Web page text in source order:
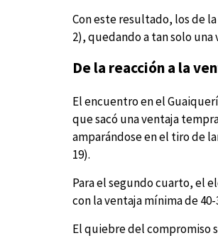
Con este resultado, los de
2), quedando a tan solo
De la reacción a la
El encuentro en el
que sacó una ventaja
amparándose en el tiro de
19).
Para el segundo cuarto, el
con la ventaja mínima de 40-
El quiebre del compromiso